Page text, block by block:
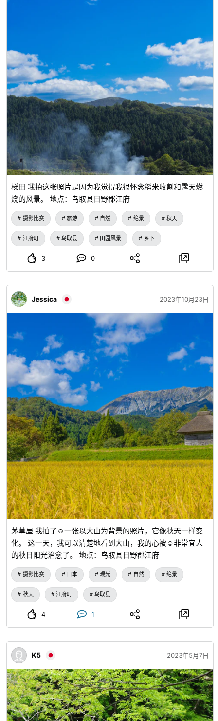
梯田 我拍这张照片是因为我觉得我很怀念稻米收割和露天燃
烧的风景。 地点：鸟取县日野郡江府
摄影比赛 旅游 自然 绝景 秋天
江府町 鸟取县 田园风景 乡下
3 0
Jessica 2023年10月23日
茅草屋 我拍了☺️一张以大山为背景的照片，它像秋天一样变
化。 这一天，我可以清楚地看到大山，我的心被☺️非常宜人
的秋日阳光治愈了。 地点：鸟取县日野郡江府
摄影比赛 日本 观光 自然 绝景
秋天 江府町 鸟取县
4 1
K5 2023年5月7日